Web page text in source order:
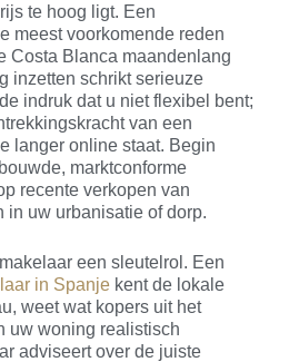
te hoog ligt. Een
meest voorkomende reden
Costa Blanca maandenlang
inzetten schrikt serieuze
indruk dat u niet flexibel bent;
van een
langer online staat. Begin
marktconforme
recente verkopen van
uw urbanisatie of dorp.
een sleutelrol. Een
in Spanje kent de lokale
weet wat kopers uit het
uw woning realistisch
adviseert over de juiste